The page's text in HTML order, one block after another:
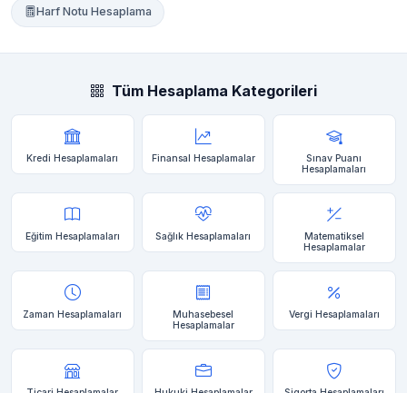
Harf Notu Hesaplama
Tüm Hesaplama Kategorileri
Kredi Hesaplamaları Finansal Hesaplamalar
Sınav Puanı
Hesaplamaları
Eğitim Hesaplamaları Sağlık Hesaplamaları
Matematiksel
Hesaplamalar
Zaman Hesaplamaları
Muhasebesel
Hesaplamalar
Vergi Hesaplamaları